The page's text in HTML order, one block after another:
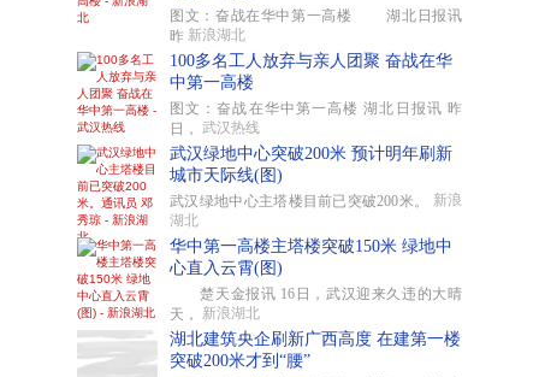
图文：奋战在华中第一高楼 湖北日报讯
昨 新浪湖北
100多名工人放弃与亲人团聚 奋战在华
中第一高楼
图文：奋战在华中第一高楼 湖北日报讯 昨
日， 武汉热线
武汉绿地中心突破200米 预计明年刷新
城市天际线(图)
武汉绿地中心主塔楼目前已突破200米。 新浪
湖北
华中第一高楼主塔楼突破150米 绿地中
心直入云霄(图)
楚天金报讯 16日，武汉迎来久违的大晴
天， 新浪湖北
湖北建筑央企刷新广西高度 在建第一楼
突破200米才到“腰”